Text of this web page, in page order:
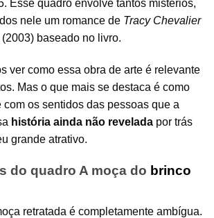
Esse quadro envolve tantos mistérios,
nele um romance de Tracy Chevalier
baseado no livro.
ver como essa obra de arte é relevante
Mas o que mais se destaca é como
com os sentidos das pessoas que a
história ainda não revelada por trás
grande atrativo.
do quadro A moça do brinco
retratada é completamente ambígua.